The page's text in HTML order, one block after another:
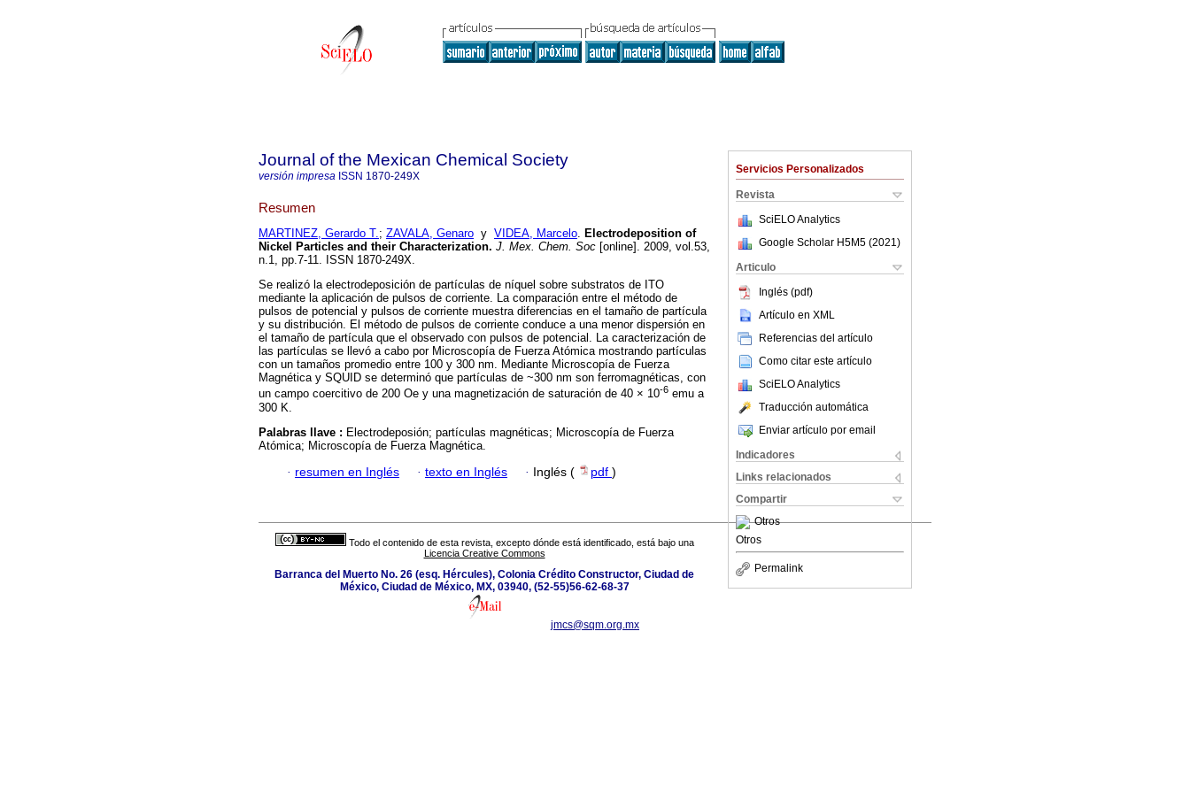
Servicios Personalizados
Revista
SciELO Analytics
Google Scholar H5M5 (2021 )
Articulo
Inglés (pdf)
Artículo en XML
Referencias del artículo
Como citar este artículo
SciELO Analytics
Traducción automática
Enviar artículo por email
Indicadores
Links relacionados
Compartir
Otros
Otros
Permalink
Journal of the Mexican Chemical Society
versión impresa ISSN 1870-249X
Resumen
MARTINEZ, Gerardo T.; ZAVALA, Genaro y VIDEA, Marcelo. Electrodeposition of
Nickel Particles and their Characterization. J. Mex. Chem. Soc [online]. 2009, vol.53,
n.1, pp.7-11. ISSN 1870-249X.
Se realizó la electrodeposición de partículas de níquel sobre substratos de ITO
mediante la aplicación de pulsos de corriente. La comparación entre el método de
pulsos de potencial y pulsos de corriente muestra diferencias en el tamaño de partícula
y su distribución. El método de pulsos de corriente conduce a una menor dispersión en
el tamaño de partícula que el observado con pulsos de potencial. La caracterización de
las partículas se llevó a cabo por Microscopía de Fuerza Atómica mostrando partículas
con un tamaños promedio entre 100 y 300 nm. Mediante Microscopía de Fuerza
Magnética y SQUID se determinó que partículas de ~300 nm son ferromagnéticas, con
un campo coercitivo de 200 Oe y una magnetización de saturación de 40 × 10-6 emu a
300 K.
Palabras llave : Electrodeposión; partículas magnéticas; Microscopía de Fuerza
Atómica; Microscopía de Fuerza Magnética.
· resumen en Inglés · texto en Inglés · Inglés ( pdf )
Todo el contenido de esta revista, excepto dónde está identificado, está bajo una
Licencia Creative Commons
Barranca del Muerto No. 26 (esq. Hércules), Colonia Crédito Constructor, Ciudad de
México, Ciudad de México, MX, 03940, (52-55)56-62-68-37
jmcs@sqm.org.mx